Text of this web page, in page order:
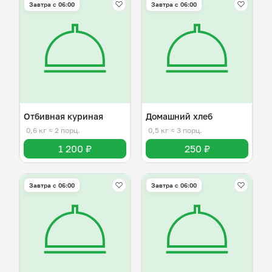
Завтра c 06:00
Отбивная куриная
0,6 кг ≈ 2 порц.
1 200 ₽
Завтра c 06:00
Домашний хлеб
0,5 кг ≈ 3 порц.
250 ₽
Завтра c 06:00 Завтра c 06:00